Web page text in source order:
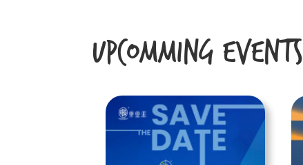
Upcomming Events